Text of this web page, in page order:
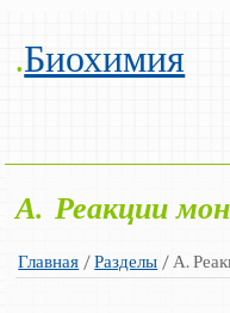
.Биохимия
А. Реакции
Главная /Разделы / А.